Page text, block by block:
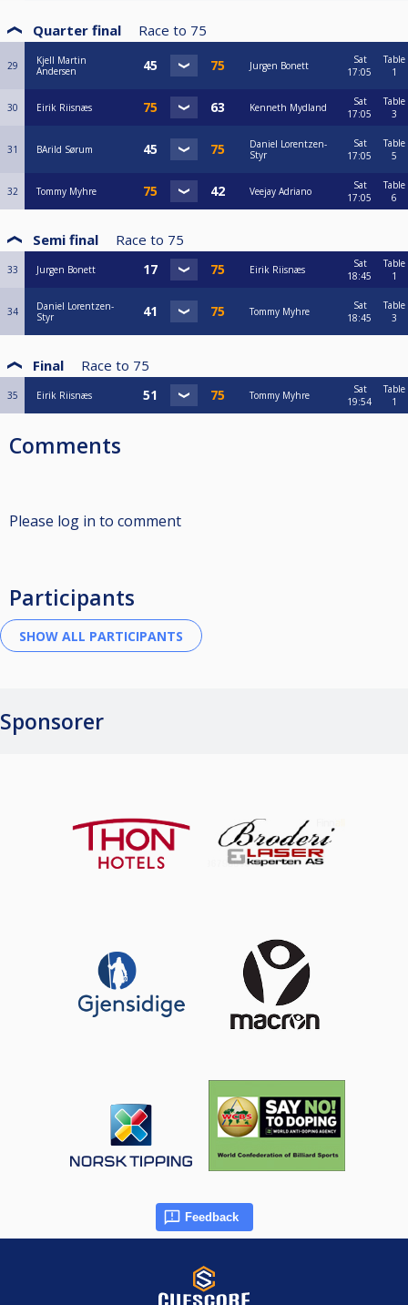
Quarter final Race to 75
29
Kjell Martin
Andersen
Jurgen Bonett
Sat
17:05
Table
1
30 Eirik Riisnæs Kenneth Mydland
Sat
17:05
Table
3
31 BArild Sørum
Daniel Lorentzen-
Styr
Sat
17:05
Table
5
32 Tommy Myhre Veejay Adriano
Sat
17:05
Table
6
Semi final Race to 75
33 Jurgen Bonett Eirik Riisnæs
Sat
18:45
Table
1
34
Daniel Lorentzen-
Styr
Tommy Myhre
Sat
18:45
Table
3
Final Race to 75
35 Eirik Riisnæs Tommy Myhre
Sat
19:54
Table
1
Comments
Please log in to comment
Participants
Sponsorer
Feedback